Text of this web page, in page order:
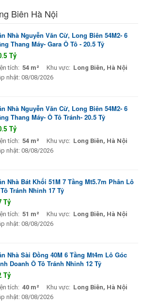
Biên Hà Nội
Nhà Nguyễn Văn Cừ, Long Biên 54M2- 6
Thang Máy- Gara Ô Tô - 20.5 Tỷ
Tỷ
tích: 54 m² Khu vực: Long Biên, Hà Nội
nhật: 08/08/2026
Nhà Nguyễn Văn Cừ, Long Biên 54M2- 6
Thang Máy- Ô Tô Tránh- 20.5 Tỷ
Tỷ
tích: 54 m² Khu vực: Long Biên, Hà Nội
nhật: 08/08/2026
Nhà Bát Khối 51M 7 Tầng Mt5.7m Phân Lô
Tránh Nhỉnh 17 Tỷ
Tỷ
tích: 51 m² Khu vực: Long Biên, Hà Nội
nhật: 08/08/2026
Nhà Sài Đồng 40M 6 Tầng Mt4m Lô Góc
Doanh Ô Tô Tránh Nhỉnh 12 Tỷ
Tỷ
tích: 40 m² Khu vực: Long Biên, Hà Nội
nhật: 08/08/2026